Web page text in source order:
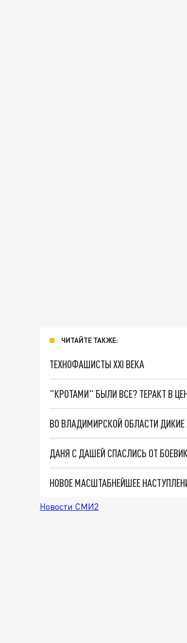
ЧИТАЙТЕ ТАКЖЕ:
ТЕХНОФАШИСТЫ XXI ВЕКА
"КРОТАМИ" БЫЛИ ВСЕ? ТЕРАКТ В
ДАНЯ С ДАШЕЙ СПАСЛИСЬ ОТ
Новости СМИ2